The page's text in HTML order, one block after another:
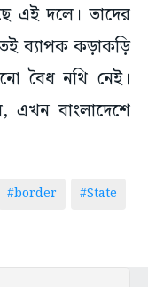
এই দলে। তাদের
ব্যাপক কড়াকড়ি
বৈধ নথি নেই।
এখন বাংলাদেশে
#border
#State